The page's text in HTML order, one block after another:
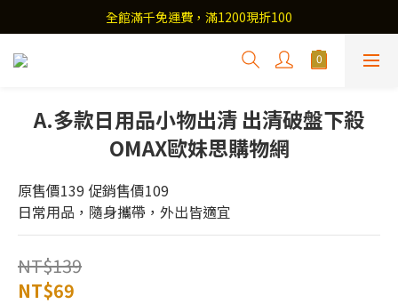
全館滿千免運費，滿1200現折100
A.多款日用品小物出清 出清破盤下殺
OMAX歐妹思購物網
原售價139 促銷售價109
日常用品，隨身攜帶，外出皆適宜
NT$139
NT$69